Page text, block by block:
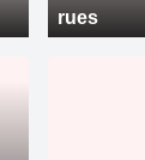
rues